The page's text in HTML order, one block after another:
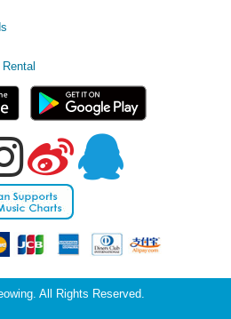
All Rights Reserved.